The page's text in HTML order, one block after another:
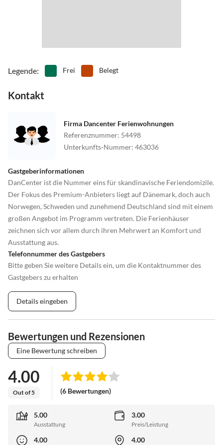
Legende: Frei Belegt
Kontakt
Firma Dancenter Ferienwohnungen
Referenznummer: 54498
Unterkunfts-Nummer: 463036
Gastgeberinformationen
DanCenter ist die Nummer eins für skandinavische Feriendomizile.
Der Fokus des Premium-Anbieters liegt auf Dänemark, doch auch
Norwegen, Schweden und zunehmend Deutschland sind mit einem
großen Angebot im Programm vertreten. Die Ferienhäuser
zeichnen sich vor allem durch ihren Mehrwert an Komfort und
Ausstattung aus.
Telefonnummer des Gastgebers
Bitte geben Sie weitere Details ein, um die Kontaktnummer des
Gastgebers zu erhalten
Details eingeben
Bewertungen und Rezensionen
Eine Bewertung schreiben
4.00
Out of 5 (6 Bewertungen)
5.00
Ausstattung
3.00
Preis/Leistung
4.00 4.00